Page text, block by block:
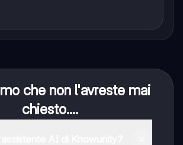
che non l'avreste mai
chiesto....